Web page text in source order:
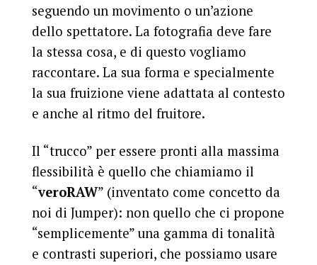
seguendo un movimento o un’azione
dello spettatore. La fotografia deve fare
la stessa cosa, e di questo vogliamo
raccontare. La sua forma e specialmente
la sua fruizione viene adattata al contesto
e anche al ritmo del fruitore.
Il “trucco” per essere pronti alla massima
flessibilità è quello che chiamiamo il
“veroRAW” (inventato come concetto da
noi di Jumper): non quello che ci propone
“semplicemente” una gamma di tonalità
e contrasti superiori, che possiamo usare